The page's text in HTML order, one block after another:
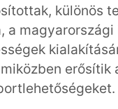
különös
a